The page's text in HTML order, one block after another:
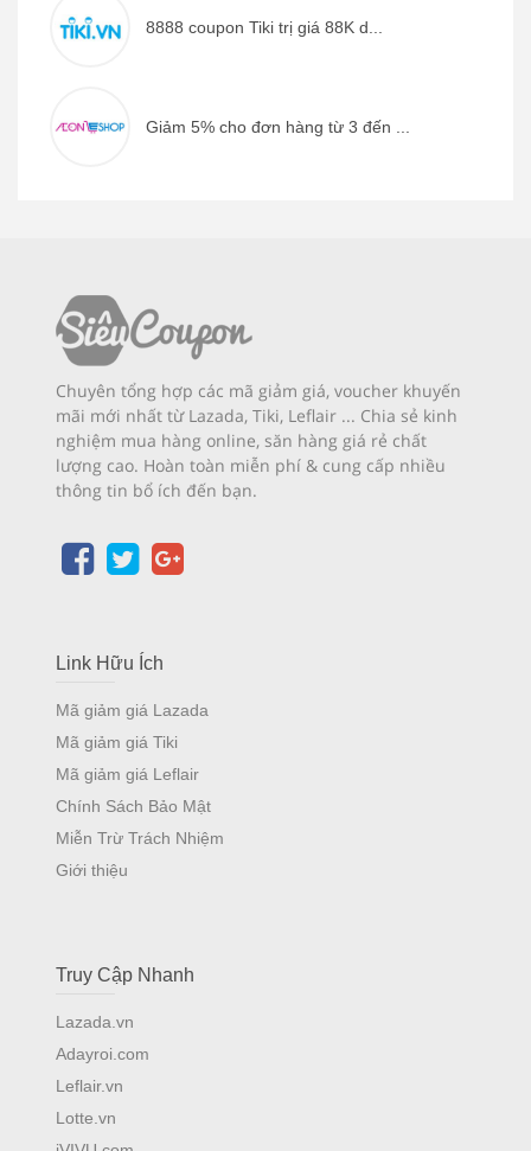
8888 coupon Tiki trị giá 88K d...
Giảm 5% cho đơn hàng từ 3 đến ...
Chuyên tổng hợp các mã giảm giá, voucher khuyến
mãi mới nhất từ Lazada, Tiki, Leflair ... Chia sẻ kinh
nghiệm mua hàng online, săn hàng giá rẻ chất
lượng cao. Hoàn toàn miễn phí & cung cấp nhiều
thông tin bổ ích đến bạn.
Link Hữu Ích
Mã giảm giá Lazada
Mã giảm giá Tiki
Mã giảm giá Leflair
Chính Sách Bảo Mật
Miễn Trừ Trách Nhiệm
Giới thiệu
Truy Cập Nhanh
Lazada.vn
Adayroi.com
Leflair.vn
Lotte.vn